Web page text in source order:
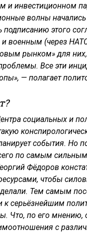
и инвестиционном
волны
этого
военным (через
рынком» для
Все эти
— полагает
социальных и
события. Но
по самым
Фёдоров
чтобы
Тем самым
к серьёзнейшим
Что, по его мнению,
с